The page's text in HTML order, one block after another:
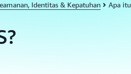
Identitas & Kepatuhan Apa